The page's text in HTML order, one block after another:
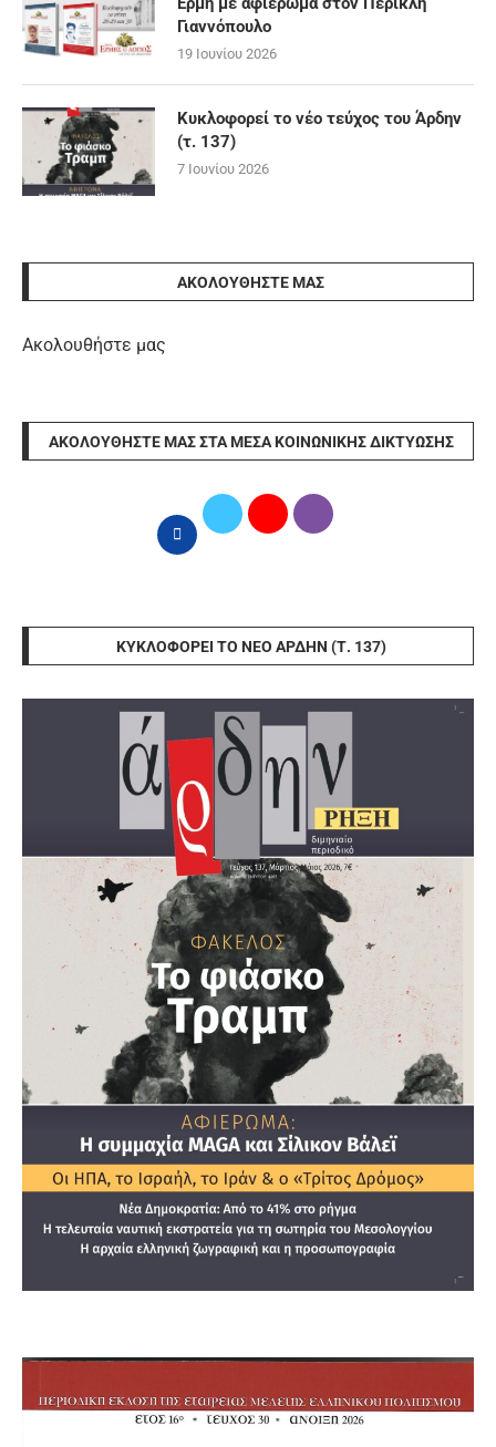
Γιαννόπουλο
19 Ιουνίου 2026
Κυκλοφορεί το νέο τεύχος του Άρδην
(τ. 137)
7 Ιουνίου 2026
ΑΚΟΛΟΥΘΉΣΤΕ ΜΑΣ
Ακολουθήστε μας
ΑΚΟΛΟΥΘΉΣΤΕ ΜΑΣ ΣΤΑ ΜΈΣΑ ΚΟΙΝΩΝΙΚΉΣ ΔΙΚΤΎΩΣΗΣ
ΚΥΚΛΟΦΟΡΕΊ ΤΟ ΝΈΟ ΆΡΔΗΝ (Τ. 137)